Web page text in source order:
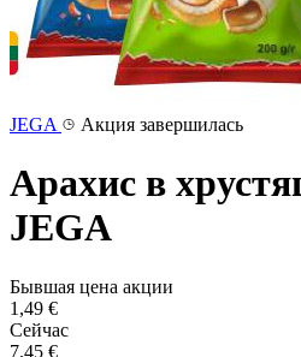
JEGA Акция завершилась
Арахис в
JEGA
Бывшая цена акции
1,49 €
Сейчас
7,45 €